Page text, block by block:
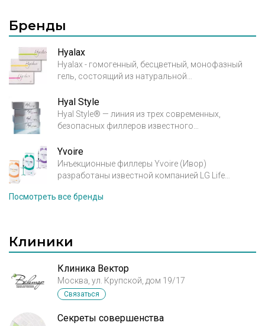
Бренды
Hyalax
Hyalax - гомогенный, бесцветный, монофазный
гель, состоящий из натуральной
неживотного происхождения, получаемой при
бактериальной ферментации Streptococcus Equi.
Hyal Style
Hyal Style® — линия из трех современных,
безопасных филлеров известного
Австрия) на основе натуральной
высокоочищенной гиалуроновой кислоты
неживотного происхождения. Благодаря
сшивающего агента BDDE семейство филлеров
Yvoire
Инъекционные филлеры Yvoire (Ивор)
разработаны известной компанией LG Life
технологическую корпорацию LG и
HESH технологии, запатентованная компанией
Посмотреть все бренды
Клиники
Клиника Вектор
Москва, ул. Крупской, дом 19/17
Связаться
Секреты совершенства